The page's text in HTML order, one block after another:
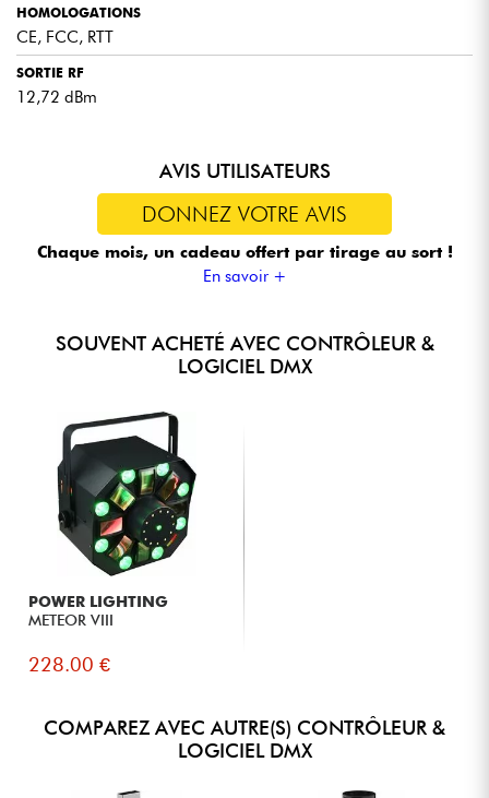
HOMOLOGATIONS
CE, FCC, RTT
SORTIE RF
12,72 dBm
AVIS UTILISATEURS
DONNEZ VOTRE AVIS
Chaque mois, un cadeau offert par tirage au sort !
En savoir +
SOUVENT ACHETÉ AVEC CONTRÔLEUR &
LOGICIEL DMX
POWER LIGHTING
METEOR VIII
228.00 €
COMPAREZ AVEC AUTRE(S) CONTRÔLEUR &
LOGICIEL DMX